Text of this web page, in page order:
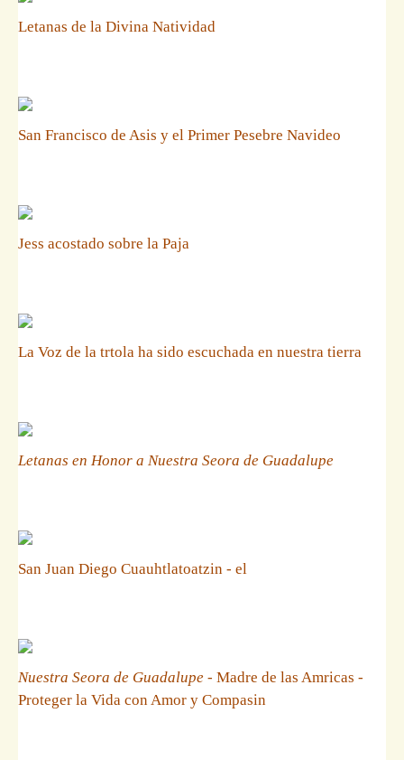
Letanas de la Divina Natividad
San Francisco de Asis y el Primer Pesebre Navideo
Jess acostado sobre la Paja
La Voz de la trtola ha sido escuchada en nuestra tierra
Letanas en Honor a Nuestra Seora de Guadalupe
San Juan Diego Cuauhtlatoatzin - el
Nuestra Seora de Guadalupe - Madre de las Amricas -
Proteger la Vida con Amor y Compasin